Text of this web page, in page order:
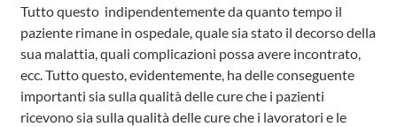
Tutto questo indipendentemente da quanto tempo il
paziente rimane in ospedale, quale sia stato il decorso della
sua malattia, quali complicazioni possa avere incontrato,
ecc. Tutto questo, evidentemente, ha delle conseguente
importanti sia sulla qualità delle cure che i pazienti
ricevono sia sulla qualità delle cure che i lavoratori e le